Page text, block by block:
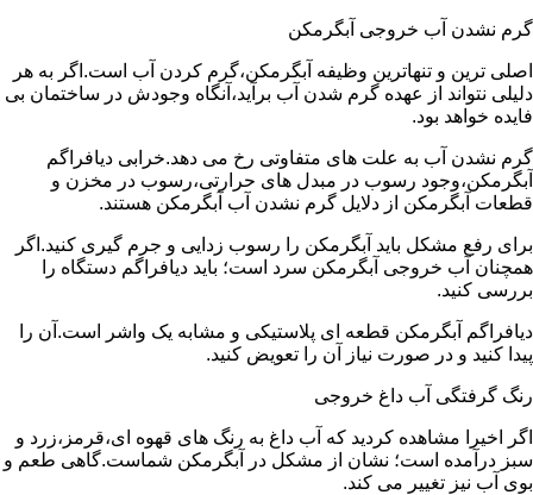
گرم نشدن آب خروجی آبگرمکن
اصلی ترین و تنهاترین وظیفه آبگرمکن،گرم کردن آب است.اگر به هر
دلیلی نتواند از عهده گرم شدن آب برآید،آنگاه وجودش در ساختمان بی
فایده خواهد بود.
گرم نشدن آب به علت های متفاوتی رخ می دهد.خرابی دیافراگم
آبگرمکن،وجود رسوب در مبدل های حرارتی،رسوب در مخزن و
قطعات آبگرمکن از دلایل گرم نشدن آب آبگرمکن هستند.
برای رفع مشکل باید آبگرمکن را رسوب زدایی و جرم گیری کنید.اگر
همچنان آب خروجی آبگرمکن سرد است؛ باید دیافراگم دستگاه را
بررسی کنید.
دیافراگم آبگرمکن قطعه ای پلاستیکی و مشابه یک واشر است.آن را
پیدا کنید و در صورت نیاز آن را تعویض کنید.
رنگ گرفتگی آب داغ خروجی
اگر اخیرا مشاهده کردید که آب داغ به رنگ های قهوه ای،قرمز،زرد و
سبز درآمده است؛ نشان از مشکل در آبگرمکن شماست.گاهی طعم و
بوی آب نیز تغییر می کند.